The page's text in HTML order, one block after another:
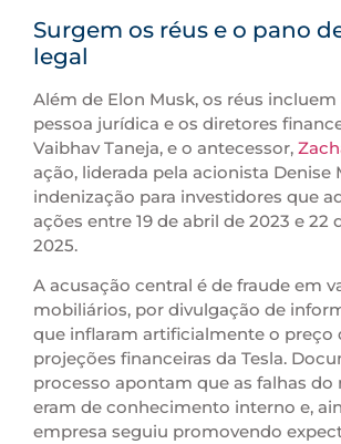
Surgem os réus e o pano
legal
Além de Elon Musk, os réus incluem
pessoa jurídica e os diretores
Vaibhav Taneja, e o antecessor,
ação, liderada pela acionista Denise
indenização para investidores que
ações entre 19 de abril de 2023 e 22
2025.
A acusação central é de fraude em
mobiliários, por divulgação de
que inflaram artificialmente o preço
projeções financeiras da Tesla.
processo apontam que as falhas do
eram de conhecimento interno e,
empresa seguiu promovendo